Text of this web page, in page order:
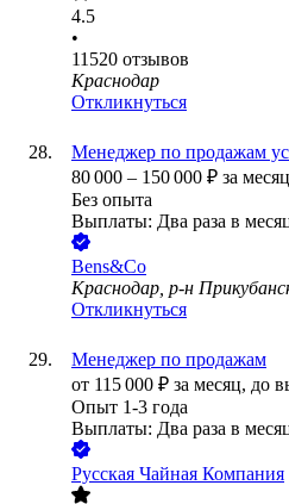
4.5
•
11520 отзывов
Краснодар
Откликнуться
Менеджер по продажам
80 000 – 150 000 ₽ за
Без опыта
Выплаты: Два раза в
Bens&Co
Краснодар, р-н
Откликнуться
Менеджер по продажам
от 115 000 ₽ за месяц, до
Опыт 1-3 года
Выплаты: Два раза в
Русская Чайная Компания